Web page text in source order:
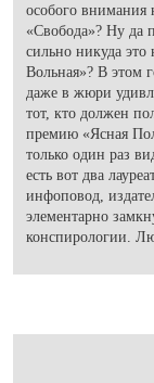
особого внимания
«Свобода»? Ну да
сильно никуда
Вольная»? В этом
даже в жюри
тот, кто должен
премию «Ясная
только один раз
есть вот два
инфоповод,
элементарно
конспирологии.